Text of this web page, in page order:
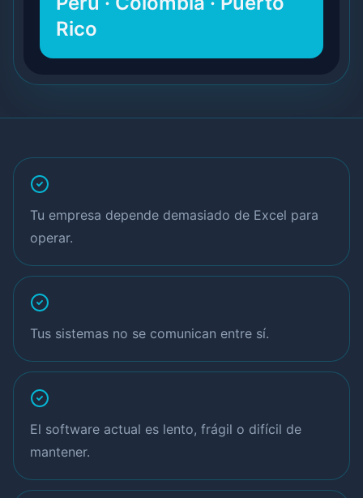
Rico
Tu empresa depende demasiado de Excel para
operar.
Tus sistemas no se comunican entre sí.
El software actual es lento, frágil o difícil de
mantener.